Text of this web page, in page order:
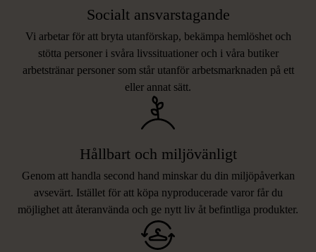
Socialt ansvarstagande
Vi arbetar för att bryta utanförskap, bekämpa hemlöshet och
stötta personer i svåra livssituationer och i våra butiker
arbetstränar personer som står utanför arbetsmarknaden på ett
eller annat sätt.
Hållbart och miljövänligt
Genom att handla second hand minskar du din miljöpåverkan
avsevärt. Istället för att köpa nyproducerade varor får du
möjlighet att återanvända och ge nytt liv åt befintliga produkter.